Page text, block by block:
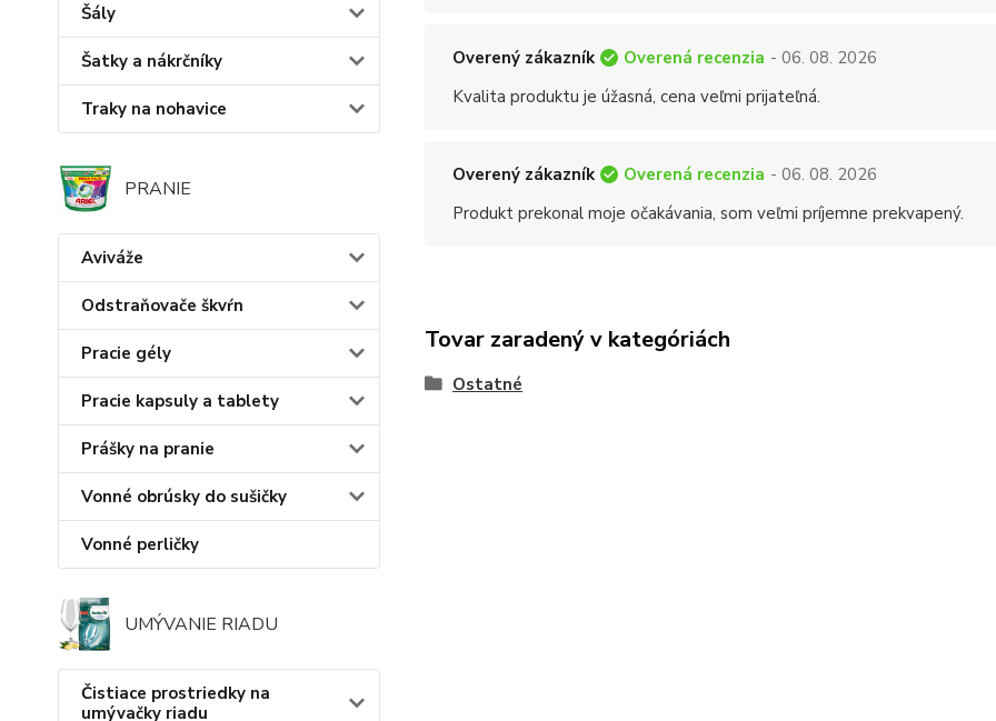
Šály
Šatky a nákrčníky
Traky na nohavice
PRANIE
Aviváže
Odstraňovače škvŕn
Pracie gély
Pracie kapsuly a tablety
Prášky na pranie
Vonné obrúsky do sušičky
Vonné perličky
UMÝVANIE RIADU
Čistiace prostriedky na
umývačky riadu
Overený zákazník Overená recenzia - 06. 08. 2026
Kvalita produktu je úžasná, cena veľmi prijateľná.
Overený zákazník Overená recenzia - 06. 08. 2026
Produkt prekonal moje očakávania, som veľmi príjemne prekvapený.
Tovar zaradený v kategóriách
Ostatné